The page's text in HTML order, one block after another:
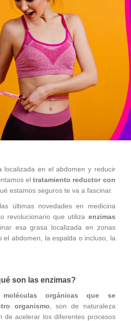
localizada en el abdomen y reducir
eltratamiento reductor con
estamos seguros te va a fascinar.
últimas novedades en medicina
revolucionario que utiliza enzimas
esa grasa localizada en zonas
el abdomen, la espalda o incluso, la
son las enzimas?
moléculas orgánicas que se
organismo , son de naturaleza
de acelerar los diferentes procesos